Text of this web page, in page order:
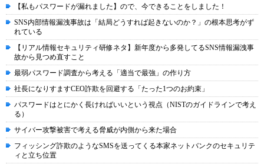
【私もパスワードが漏れました】ので、今できることをしました！
SNS内部情報漏洩事故は「結局どうすれば起きないのか？」の根本思考がず
れている
【リアル情報セキュリティ研修ネタ】新年度から多発してるSNS情報漏洩事
故から見つめ直すこと
最弱パスワード調査から考える「適当で最強」の作り方
社長になりすますCEO詐欺を回避する「たった1つのお約束」
パスワードはとにかく長ければいいという視点（NISTのガイドラインで考え
る）
サイバー攻撃被害で考える脅威が内側から来た場合
フィッシング詐欺のようなSMSを送ってくる本家ネットバンクのセキュリテ
ィと立ち位置